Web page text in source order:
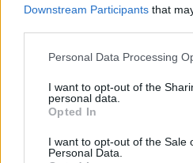
Downstream Participants that
Personal Data Processing
I want to opt-out of the
personal data.
Opted In
I want to opt-out of the Sale
Personal Data.
Los Nuevos modelos
mejores productos
El mercado de los ordenadores
con la aparición de nuevas
Leer más